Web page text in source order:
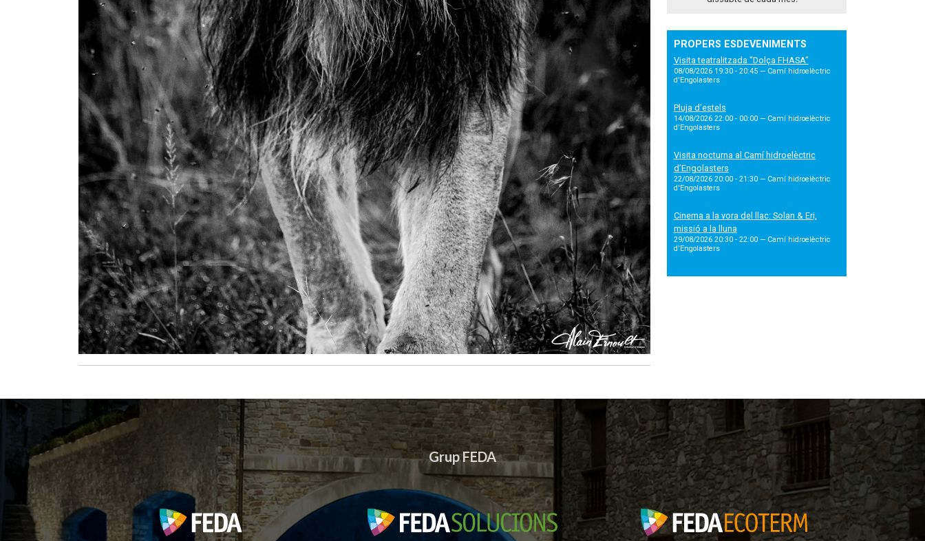
PROPERS ESDEVENIMENTS
Visita teatralitzada "Dolça FHASA"
08/08/2026 19:30 - 20:45 — Camí hidroelèctric
d'Engolasters
Pluja d'estels
14/08/2026 22:00 - 00:00 — Camí hidroelèctric
d'Engolasters
Visita nocturna al Camí hidroelèctric
d’Engolasters
22/08/2026 20:00 - 21:30 — Camí hidroelèctric
d'Engolasters
Cinema a la vora del llac: Solan & Eri,
missió a la lluna
29/08/2026 20:30 - 22:00 — Camí hidroelèctric
d'Engolasters
Grup FEDA